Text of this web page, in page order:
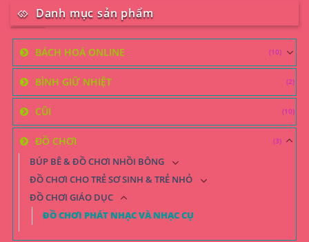
Danh mục sản phẩm
BÁCH HOÁ ONLINE (10)
BÌNH GIỮ NHIỆT (2)
CŨI (10)
ĐỒ CHƠI (3)
BÚP BÊ & ĐỒ CHƠI NHỒI BÔNG
ĐỒ CHƠI CHO TRẺ SƠ SINH & TRẺ NHỎ
ĐỒ CHƠI GIÁO DỤC
ĐỒ CHƠI PHÁT NHẠC VÀ NHẠC CỤ